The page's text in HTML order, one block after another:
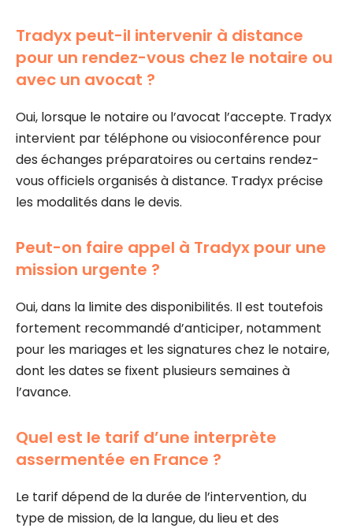
Tradyx peut-il intervenir à distance
pour un rendez-vous chez le notaire ou
avec un avocat ?
Oui, lorsque le notaire ou l’avocat l’accepte. Tradyx
intervient par téléphone ou visioconférence pour
des échanges préparatoires ou certains rendez-
vous officiels organisés à distance. Tradyx précise
les modalités dans le devis.
Peut-on faire appel à Tradyx pour une
mission urgente ?
Oui, dans la limite des disponibilités. Il est toutefois
fortement recommandé d’anticiper, notamment
pour les mariages et les signatures chez le notaire,
dont les dates se fixent plusieurs semaines à
l’avance.
Quel est le tarif d’une interprète
assermentée en France ?
Le tarif dépend de la durée de l’intervention, du
type de mission, de la langue, du lieu et des